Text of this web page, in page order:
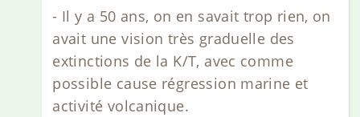
- Il y a 50 ans, on en savait trop rien, on
avait une vision très graduelle des
extinctions de la K/T, avec comme
possible cause régression marine et
activité volcanique.